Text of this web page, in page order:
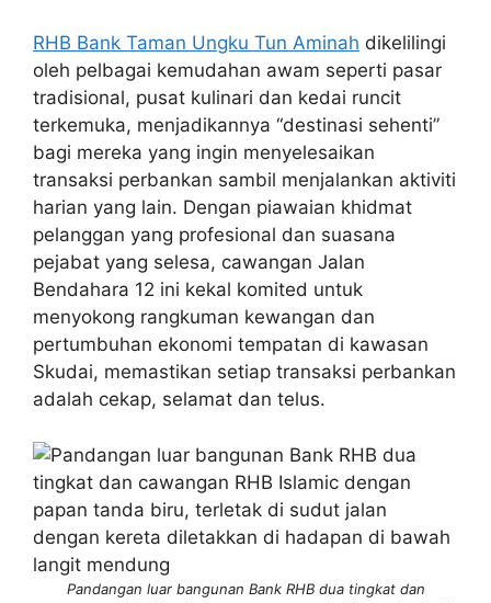
RHB Bank Taman Ungku Tun Aminah dikelilingi
oleh pelbagai kemudahan awam seperti pasar
tradisional, pusat kulinari dan kedai runcit
terkemuka, menjadikannya “destinasi sehenti”
bagi mereka yang ingin menyelesaikan
transaksi perbankan sambil menjalankan aktiviti
harian yang lain. Dengan piawaian khidmat
pelanggan yang profesional dan suasana
pejabat yang selesa, cawangan Jalan
Bendahara 12 ini kekal komited untuk
menyokong rangkuman kewangan dan
pertumbuhan ekonomi tempatan di kawasan
Skudai, memastikan setiap transaksi perbankan
adalah cekap, selamat dan telus.
Pandangan luar bangunan Bank RHB dua tingkat dan